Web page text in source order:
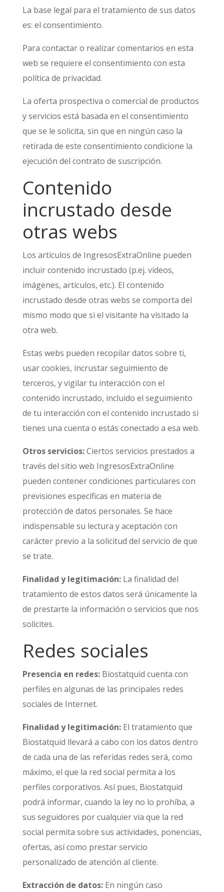
La base legal para el tratamiento de sus datos
es: el consentimiento.
Para contactar o realizar comentarios en esta
web se requiere el consentimiento con esta
política de privacidad.
La oferta prospectiva o comercial de productos
y servicios está basada en el consentimiento
que se le solicita, sin que en ningún caso la
retirada de este consentimiento condicione la
ejecución del contrato de suscripción.
Contenido
incrustado desde
otras webs
Los artículos de IngresosExtraOnline pueden
incluir contenido incrustado (p.ej. vídeos,
imágenes, artículos, etc.). El contenido
incrustado desde otras webs se comporta del
mismo modo que si el visitante ha visitado la
otra web.
Estas webs pueden recopilar datos sobre ti,
usar cookies, incrustar seguimiento de
terceros, y vigilar tu interacción con el
contenido incrustado, incluido el seguimiento
de tu interacción con el contenido incrustado si
tienes una cuenta o estás conectado a esa web.
Otros servicios:Ciertos servicios prestados a
través del sitio web IngresosExtraOnline
pueden contener condiciones particulares con
previsiones específicas en materia de
protección de datos personales. Se hace
indispensable su lectura y aceptación con
carácter previo a la solicitud del servicio de que
se trate.
Finalidad y legitimación:La finalidad del
tratamiento de estos datos será únicamente la
de prestarte la información o servicios que nos
solicites.
Redes sociales
Presencia en redes:Biostatquid cuenta con
perfiles en algunas de las principales redes
sociales de Internet.
Finalidad y legitimación:El tratamiento que
Biostatquid llevará a cabo con los datos dentro
de cada una de las referidas redes será, como
máximo, el que la red social permita a los
perfiles corporativos. Así pues, Biostatquid
podrá informar, cuando la ley no lo prohíba, a
sus seguidores por cualquier vía que la red
social permita sobre sus actividades, ponencias,
ofertas, así como prestar servicio
personalizado de atención al cliente.
Extracción de datos:En ningún caso